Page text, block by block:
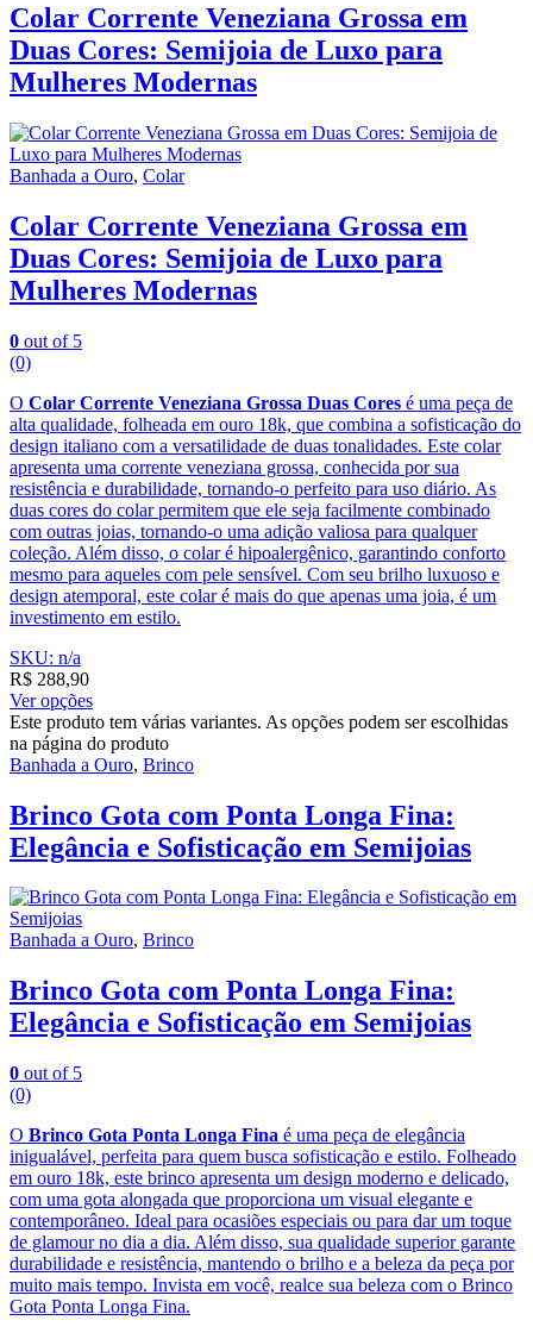
Colar Corrente Veneziana Grossa em
Duas Cores: Semijoia de Luxo para
Mulheres Modernas
Banhada a Ouro, Colar
Colar Corrente Veneziana Grossa em
Duas Cores: Semijoia de Luxo para
Mulheres Modernas
0 out of 5
(0)
O Colar Corrente Veneziana Grossa Duas Cores é uma peça de
alta qualidade, folheada em ouro 18k, que combina a sofisticação do
design italiano com a versatilidade de duas tonalidades. Este colar
apresenta uma corrente veneziana grossa, conhecida por sua
resistência e durabilidade, tornando-o perfeito para uso diário. As
duas cores do colar permitem que ele seja facilmente combinado
com outras joias, tornando-o uma adição valiosa para qualquer
coleção. Além disso, o colar é hipoalergênico, garantindo conforto
mesmo para aqueles com pele sensível. Com seu brilho luxuoso e
design atemporal, este colar é mais do que apenas uma joia, é um
investimento em estilo.
SKU: n/a
R$ 288,90
Ver opções
Este produto tem várias variantes. As opções podem ser escolhidas
na página do produto
Banhada a Ouro, Brinco
Brinco Gota com Ponta Longa Fina:
Elegância e Sofisticação em Semijoias
Banhada a Ouro, Brinco
Brinco Gota com Ponta Longa Fina:
Elegância e Sofisticação em Semijoias
0 out of 5
(0)
O Brinco Gota Ponta Longa Fina é uma peça de elegância
inigualável, perfeita para quem busca sofisticação e estilo. Folheado
em ouro 18k, este brinco apresenta um design moderno e delicado,
com uma gota alongada que proporciona um visual elegante e
contemporâneo. Ideal para ocasiões especiais ou para dar um toque
de glamour no dia a dia. Além disso, sua qualidade superior garante
durabilidade e resistência, mantendo o brilho e a beleza da peça por
muito mais tempo. Invista em você, realce sua beleza com o Brinco
Gota Ponta Longa Fina.